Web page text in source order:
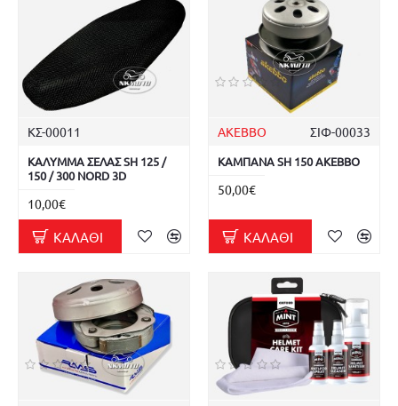
ΚΣ-00011
ΚΑΛΥΜΜΑ ΣΕΛΑΣ SH 125 /
150 / 300 NORD 3D
10,00€
ΚΑΛΆΘΙ
AKEBBO ΣΙΦ-00033
ΚΑΜΠΑΝΑ SH 150 AKEBBO
50,00€
ΚΑΛΆΘΙ